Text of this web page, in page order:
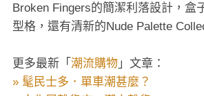
Broken Fingers的簡潔利落設計，盒
型格，還有清新的Nude Palette
更多最新「 潮流購物 」文章：
» 髦民士多．單車潮甚麼？